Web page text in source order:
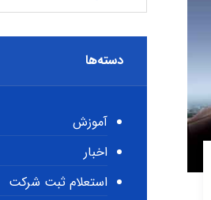
دسته‌ها
آموزش
اخبار
استعلام ثبت شرکت